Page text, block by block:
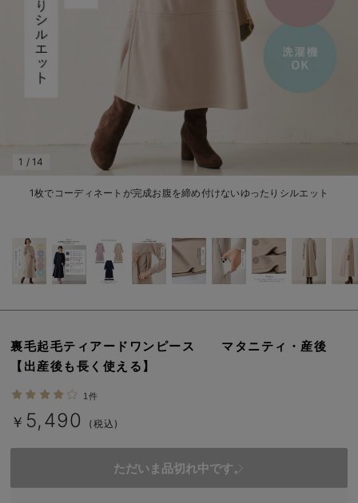
マタニティ 腹巻き
ブラトップ
親子セット
快適機能ウェア特集 ボトムス
快適機能ウェア特集 パジャマ
erbaviva（エルバビーバ）
ハレの日に着るANGELIEBEのセレモニー
買って正解！高評価レビューアイテム
親子コーデ｜ママとベビーにおすすめ！
Gift Selection 出産祝い
ロンパースはいつからいつまで使う？選ぶポイントも解説！
ベビー
あったかアイテム｜
もらって嬉しいギフト
かわいくておもしろ
何枚あっても嬉しい
裏起毛素材
1枚でコーディネートが完成お腹を締め付けないゆったりシルエット
1 / 14
裏毛起毛ティアードワンピース マタニティ・産後
【出産後も長く使える】
1件
￥ 5,490 (税込)
ただいま品切れ中です。